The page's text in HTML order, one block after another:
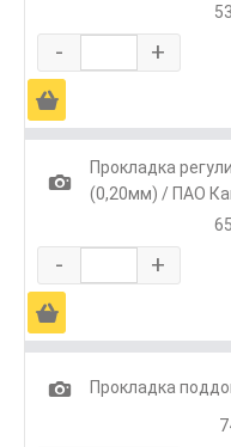
- +
Ä
1
Прокладка
(0,20мм) / ПАО
- +
Ä
1
Прокладка